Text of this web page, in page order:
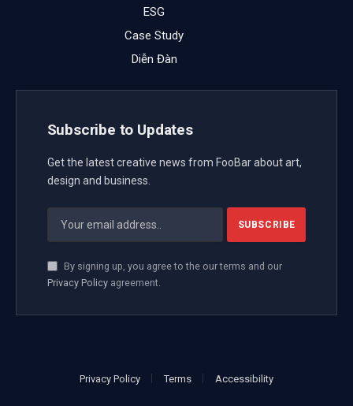
Sáng 17/6, với 452/453 đại biểu có mặt tham gia
biểu quyết tán thành, Quốc hội đã biểu quyết thông
Theo Nghị quyết mới được thông qua, Quốc hội quyết
nhóm hàng hóa, dịch vụ quy định tại khoản 3 Điều 9
Các nhóm hàng hóa, dịch vụ không nằm trong diện
được giảm thuế bao gồm: viễn thông, hoạt động tài
chính, ngân hàng, chứng khoán, bảo hiểm, kinh doanh
bất động sản, sản phẩm kim loại, sản phẩm khai
lực thi hành từ ngày 1/7 đến hết ngày 31/12/2026.